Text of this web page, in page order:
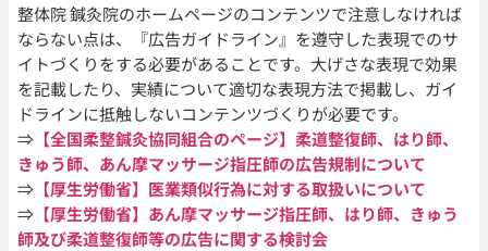
整体院 鍼灸院のホームページのコンテンツで注意しなければ
ならない点は、『広告ガイドライン』を遵守した表現でのサ
イトづくりをする必要があることです。大げさな表現で効果
を記載したり、実績について適切な表現方法で掲載し、ガイ
ドラインに抵触しないコンテンツづくりが必要です。
⇒ 【全国柔整鍼灸協同組合のページ】柔道整復師、はり師、
きゅう師、あん摩マッサージ指圧師の広告規制について
⇒ 【厚生労働省】医業類似行為に対する取扱いについて
⇒ 【厚生労働省】あん摩マッサージ指圧師、はり師、きゅう
師及び柔道整復師等の広告に関する検討会